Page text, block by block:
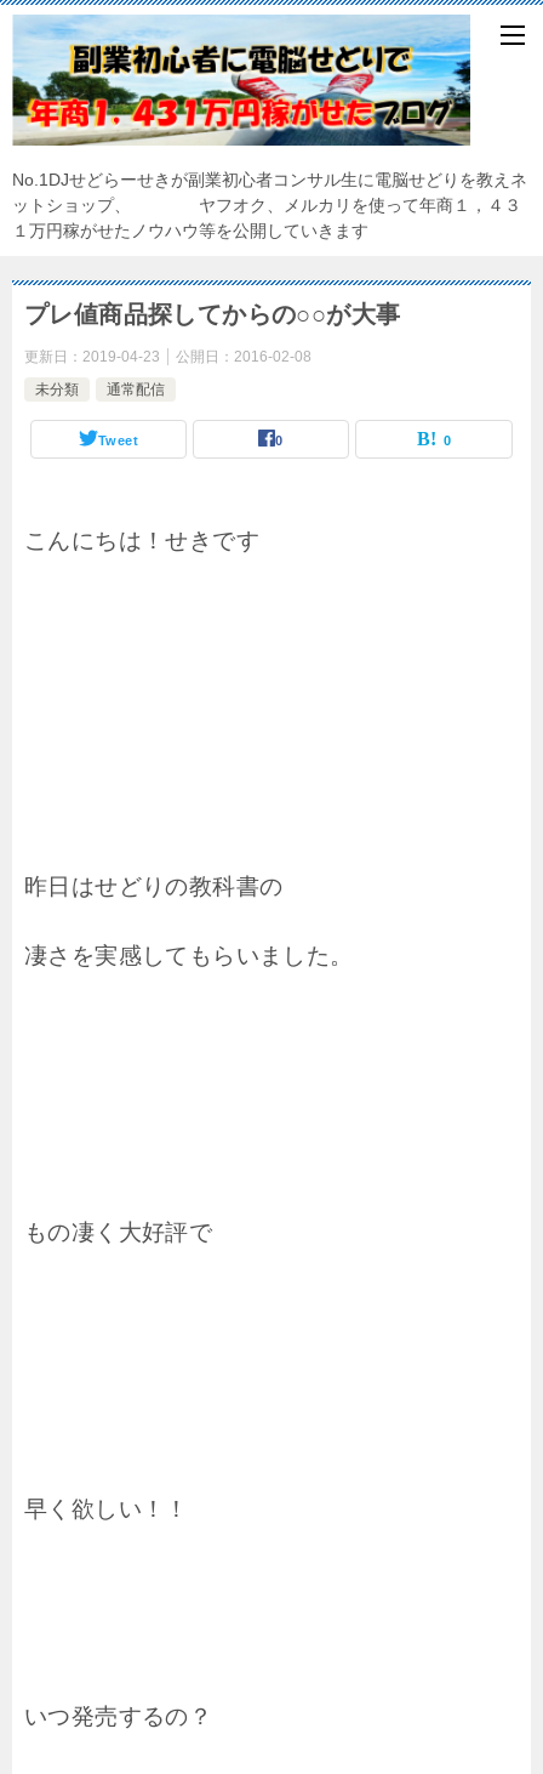
No.1DJせどらーせきが副業初心者コンサル生に電脳せどりを教えネ
ットショップ、 ヤフオク、メルカリを使って年商１，４３
１万円稼がせたノウハウ等を公開していきます
プレ値商品探してからの○○が大事
更新日： 2019-04-23 公開日： 2016-02-08
未分類
通常配信
Tweet 0 0
こんにちは！せきです
昨日はせどりの教科書の
凄さを実感してもらいました。
もの凄く大好評で
早く欲しい！！
いつ発売するの？